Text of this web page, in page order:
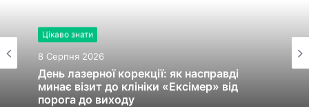
Цікаво знати
8 Серпня 2026
День лазерної корекції: як насправді
минає візит до клініки «Ексімер» від
порога до виходу